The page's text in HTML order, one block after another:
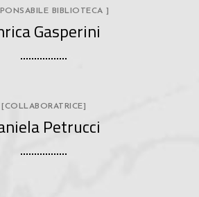
BIBLIOTECA ]
Gasperini
[COLLABORATRICE]
Petrucci